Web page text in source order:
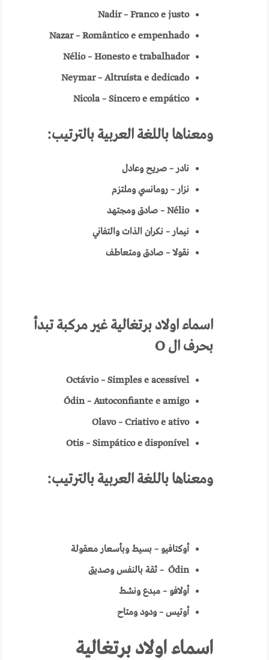
Nadir – Franco e justo
Nazar – Romântico e empenhado
Nélio – Honesto e trabalhador
Neymar – Altruísta e dedicado
Nicola – Sincero e empático
ومعناها باللغة العربية بالترتيب:
نادر – صريح وعادل
نزار – رومانسي وملتزم
Nélio
–صادق ومجتهد
نيمار – نكران الذات والتفاني
نقولا – صادق ومتعاطف
اسماءاولاد برتغاليةغير مركبة تبدأ
بحرف الO
Octávio – Simples e acessível
Ódin – Autoconfiante e amigo
Olavo – Criativo e ativo
Otis – Simpático e disponível
ومعناها باللغة العربية بالترتيب:
أوكتافيو – بسيط وبأسعار معقولة
Ódin
–ثقة بالنفس وصديق
أولافو – مبدع ونشط
أوتيس – ودود ومتاح
اسماء اولاد برتغالية